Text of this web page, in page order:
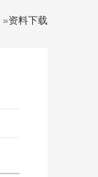
»资料下载